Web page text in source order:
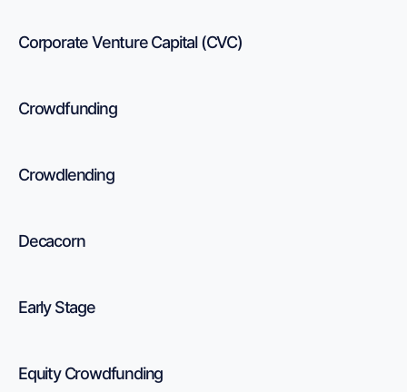
Corporate Venture Capital (CVC)
Crowdfunding
Crowdlending
Decacorn
Early Stage
Equity Crowdfunding